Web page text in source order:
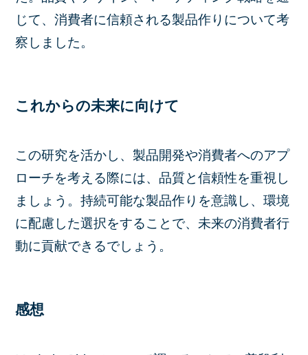
じて、消費者に信頼される製品作りについて考
察しました。
これからの未来に向けて
この研究を活かし、製品開発や消費者へのアプ
ローチを考える際には、品質と信頼性を重視し
ましょう。持続可能な製品作りを意識し、環境
に配慮した選択をすることで、未来の消費者行
動に貢献できるでしょう。
感想